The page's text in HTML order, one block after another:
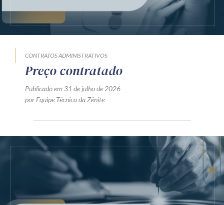
CONTRATOS ADMINISTRATIVOS
Preço contratado
Publicado em 31 de julho de 2026
por Equipe Técnica da Zênite